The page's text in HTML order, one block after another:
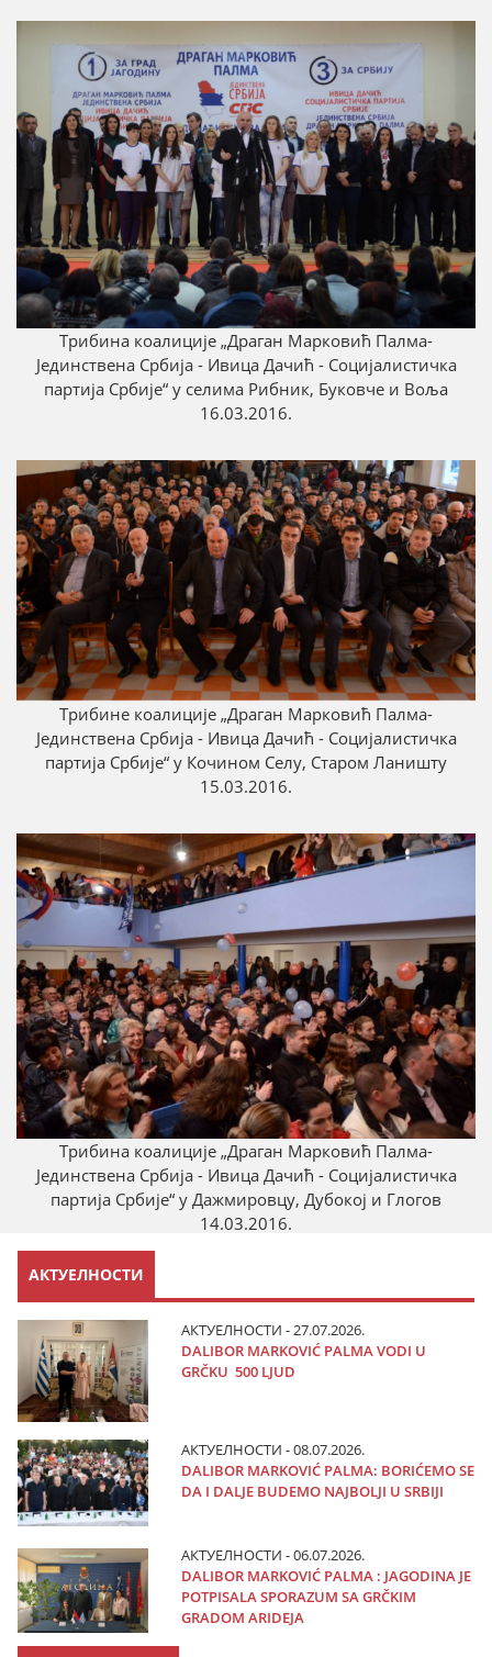
Трибина коалиције „Драган Марковић Палмa-
Јединствена Србија - Ивица Дачић - Социјалистичка
партија Србије“ у селима Рибник, Буковче и Воља
16.03.2016.
Трибине коалиције „Драган Марковић Палмa-
Јединствена Србија - Ивица Дачић - Социјалистичка
партија Србије“ у Кочином Селу, Старом Ланишту
15.03.2016.
Трибина коалиције „Драган Марковић Палмa-
Јединствена Србија - Ивица Дачић - Социјалистичка
партија Србије“ у Дажмировцу, Дубокој и Глогов
14.03.2016.
АКТУЕЛНОСТИ
АКТУЕЛНОСТИ - 27.07.2026.
DALIBOR MARKOVIĆ PALMA VODI U
GRČKU 500 LJUD
АКТУЕЛНОСТИ - 08.07.2026.
DALIBOR MARKOVIĆ PALMA: BORIĆEMO SE
DA I DALJE BUDEMO NAJBOLJI U SRBIJI
АКТУЕЛНОСТИ - 06.07.2026.
DALIBOR MARKOVIĆ PALMA : JAGODINA JE
POTPISALA SPORAZUM SA GRČKIM
GRADOM ARIDEJA